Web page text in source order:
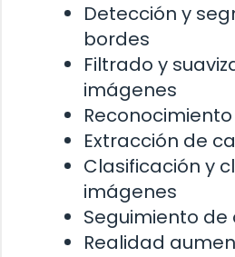
Detección y
bordes
Filtrado y
imágenes
Extracción de
Clasificación y
imágenes
Seguimiento de
Realidad